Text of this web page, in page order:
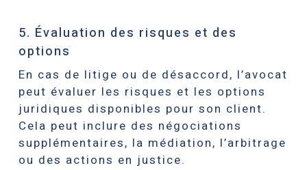
5. Évaluation des risques et des
options
En cas de litige ou de désaccord, l’avocat
peut évaluer les risques et les options
juridiques disponibles pour son client.
Cela peut inclure des négociations
supplémentaires, la médiation, l’arbitrage
ou des actions en justice.